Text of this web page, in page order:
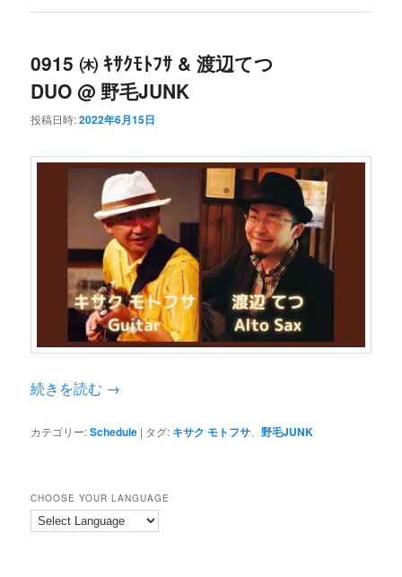
0915 ㈭ ｷｻｸﾓﾄﾌｻ & 渡辺てつ
DUO @ 野毛JUNK
投稿日時:2022年6月15日
続きを読む →
カテゴリー:Schedule | タグ: キサク モトフサ 、野毛JUNK
CHOOSE YOUR LANGUAGE